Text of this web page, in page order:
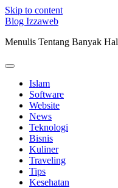
Skip to content
Blog Izzaweb
Menulis Tentang Banyak Hal
Islam
Software
Website
News
Teknologi
Bisnis
Kuliner
Traveling
Tips
Kesehatan